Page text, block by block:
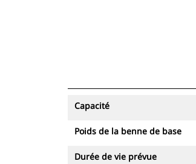
Capacité
Poids de la benne de base
Durée de vie prévue